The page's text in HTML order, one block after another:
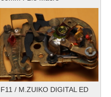
F11 / M.ZUIKO DIGITAL ED